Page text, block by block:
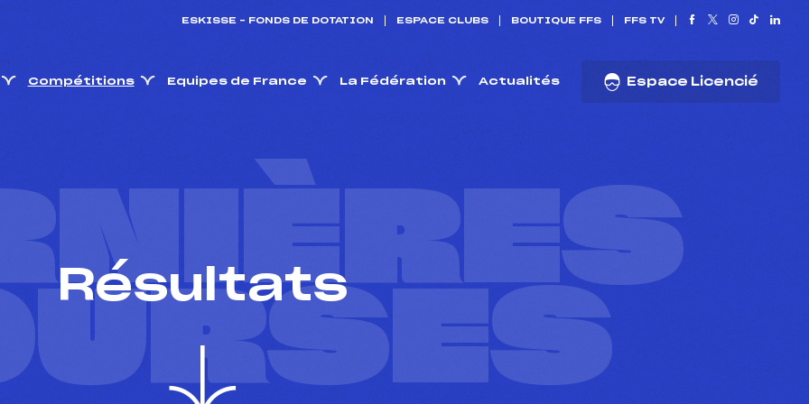
ESKISSE – FONDS DE DOTATION ESPACE CLUBS BOUTIQUE FFS FFS TV
Compétitions Equipes de France La Fédération Actualités Espace Licencié
Résultats